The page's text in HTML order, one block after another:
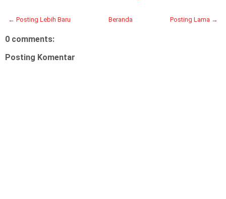
← Posting Lebih Baru Posting Lama →
Beranda
0 comments:
Posting Komentar